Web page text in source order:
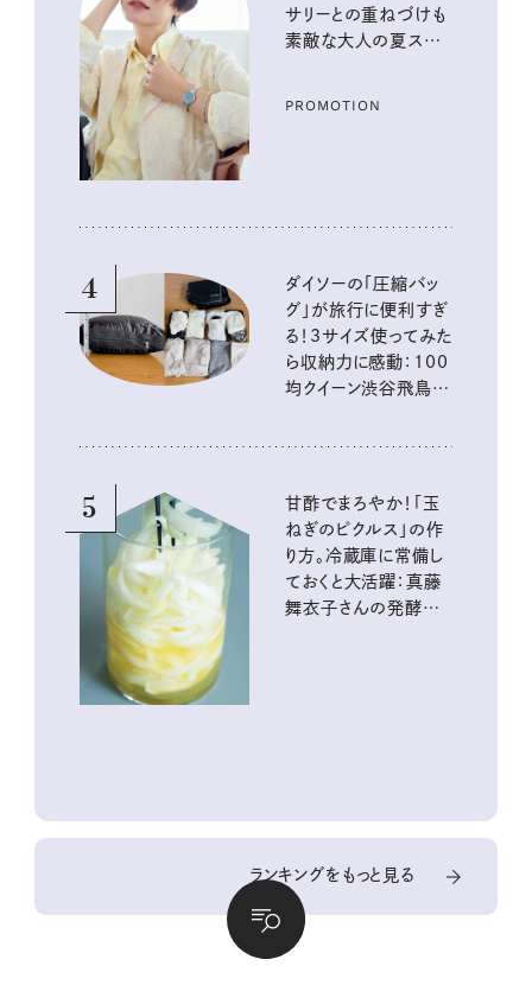
サリーとの重ねづけも
素敵な大人の夏スタイ
PROMOTION
4
ダイソーの「圧縮バッ
グ」が旅行に便利すぎ
る！3サイズ使ってみた
ら収納力に感動：100
均クイーン渋谷飛鳥の
5
甘酢でまろやか！「玉
ねぎのピクルス」の作
り方。冷蔵庫に常備し
ておくと大活躍：真藤
舞衣子さんの発酵と
ランキングをもっと見る